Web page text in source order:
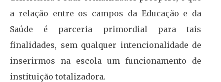
a relação entre os campos da Educação e da
Saúde é parceria primordial para tais
finalidades, sem qualquer intencionalidade de
inserirmos na escola um funcionamento de
instituição totalizadora.